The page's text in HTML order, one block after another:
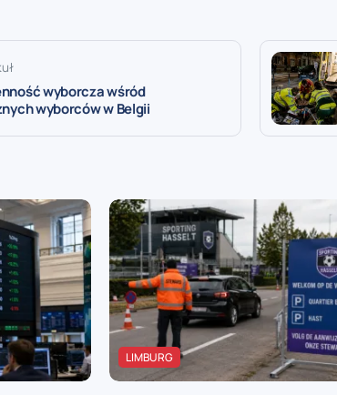
wyborcza wśród
wyborców w Belgii
LIMBURG